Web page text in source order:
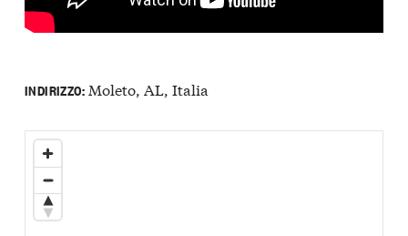
INDIRIZZO:Moleto, AL, Italia